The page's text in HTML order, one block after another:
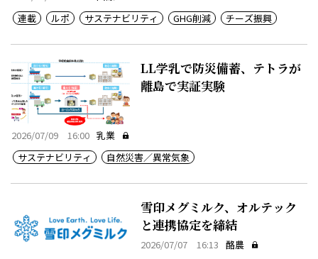
連載
ルポ サステナビリティ GHG削減 チーズ振興
LL学乳で防災備蓄、テトラが
離島で実証実験
2026/07/09 16:00 乳業
サステナビリティ
自然災害／異常気象
雪印メグミルク、オルテック
と連携協定を締結
2026/07/07 16:13 酪農